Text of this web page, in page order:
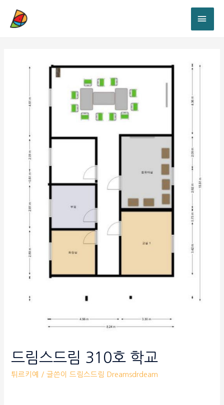
드림스드림 310호 학교
튀르키예 / 글쓴이드림스드림 Dreamsdrdeam